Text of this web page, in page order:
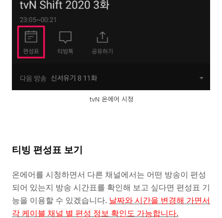
tvN 온에어 시청
티빙 편성표 보기
온에어를 시청하면서 다른 채널에서는 어떤 방송이 편성
되어 있는지 방송 시간표를 확인해 보고 싶다면 편성표 기
능을 이용할 수 있겠습니다. 날짜와 시간을 변경해 가면서
각 케이블 채널 별 편성 정보 확인도 가능합니다.